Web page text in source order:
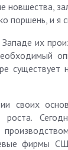
новшества,
и я
их
существует
своих
роста.
фирмы